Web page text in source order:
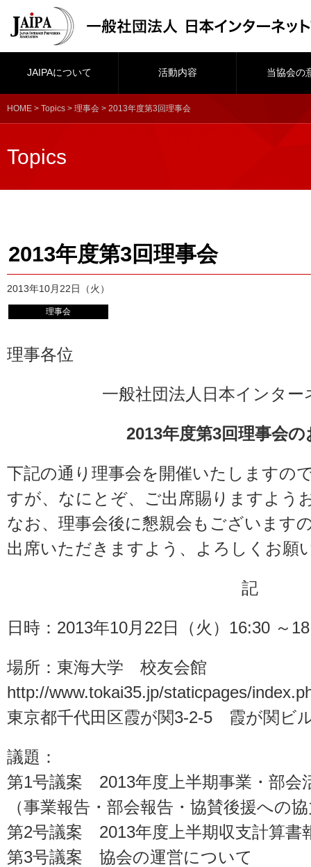
JAIPAについて 活動内容 当協会の
HOME > Topics > 理事会 > 2013年度第3回理事会
Topics
2013年度第3回理事会
2013年10月22日（火）
理事会
理事各位
一般社団法人日本インタ
2013年度第3回理事会
下記の通り理事会を開催いたしますの
すが、なにとぞ、ご出席賜りますよう
なお、理事会後に懇親会もございます
出席いただきますよう、よろしくお願
記
日時：2013年10月22日（火）16:30 ～
場所：東海大学 校友会館
http://www.tokai35.jp/staticpages/
東京都千代田区霞が関3-2-5 霞が関ビ
議題：
第1号議案 2013年度上半期事業・部会
（事業報告 ・ 部会報告 ・ 協賛後援への
第2号議案 2013年度上半期収支計算書
第3号議案 協会の運営について